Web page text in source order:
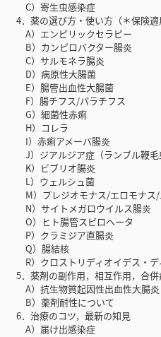
C）寄生虫感染症
4．薬の選び方・使い方（＊保険適
A）エンピリックセラピー
B）カンピロバクター腸炎
C）サルモネラ腸炎
D）病原性大腸菌
E）腸管出血性大腸菌
F）腸チフス/パラチフス
G）細菌性赤痢
H）コレラ
I）赤痢アメーバ腸炎
J）ジアルジア症（ランブル鞭毛
K）ビブリオ腸炎
L）ウェルシュ菌
M）プレジオモナス/エロモナス/
N）サイトメガロウイルス腸炎
O）ヒト腸管スピロヘータ
P）クラミジア直腸炎
Q）腸結核
R）クロストリディオイデス・デ
5．薬剤の副作用，相互作用，合
A）抗生物質起因性出血性大腸炎
B）薬剤耐性について
6．治療のコツ，最新の知見
A）届け出感染症